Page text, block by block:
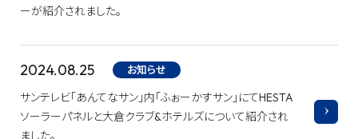
ーが紹介されました。
2024.08.25 お知らせ
サンテレビ「あんてなサン」内「ふぉーかすサン」にてHESTA
ソーラーパネルと大倉クラブ&ホテルズについて紹介され
ました。